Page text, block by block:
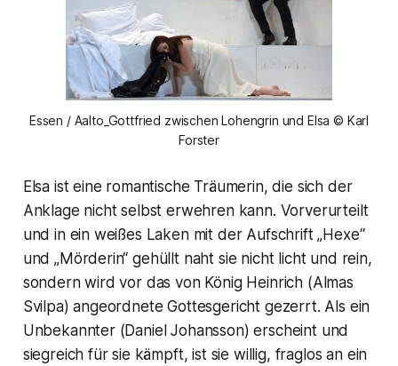
Essen / Aalto_Gottfried zwischen Lohengrin und Elsa © Karl
Forster
Elsa ist eine romantische Träumerin, die sich der
Anklage nicht selbst erwehren kann. Vorverurteilt
und in ein weißes Laken mit der Aufschrift „Hexe“
und „Mörderin“ gehüllt naht sie nicht licht und rein,
sondern wird vor das von König Heinrich (Almas
Svilpa) angeordnete Gottesgericht gezerrt. Als ein
Unbekannter (Daniel Johansson) erscheint und
siegreich für sie kämpft, ist sie willig, fraglos an ein